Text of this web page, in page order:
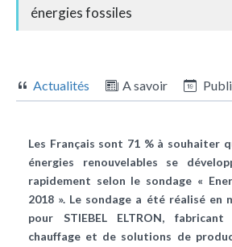
énergies fossiles
Actualités A savoir
Les Français sont 71 % à souhaiter
énergies renouvelables se
rapidement selon le sondage «
2018 ». Le sondage a été réalisé en
pour STIEBEL ELTRON,
chauffage et de solutions de